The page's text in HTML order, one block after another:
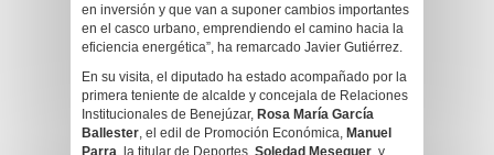
en inversión y que van a suponer cambios importantes
en el casco urbano, emprendiendo el camino hacia la
eficiencia energética”, ha remarcado Javier Gutiérrez.
En su visita, el diputado ha estado acompañado por la
primera teniente de alcalde y concejala de Relaciones
Institucionales de Benejúzar, Rosa María García
Ballester, el edil de Promoción Económica, Manuel
Parra, la titular de Deportes, Soledad Meseguer, y